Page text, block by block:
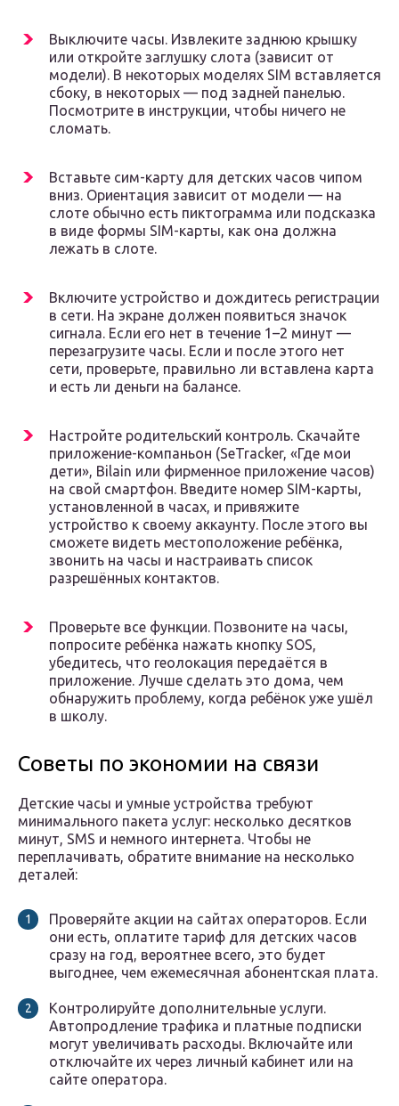
Выключите часы. Извлеките заднюю крышку
или откройте заглушку слота (зависит от
модели). В некоторых моделях SIM вставляется
сбоку, в некоторых — под задней панелью.
Посмотрите в инструкции, чтобы ничего не
сломать.
Вставьте сим-карту для детских часов чипом
вниз. Ориентация зависит от модели — на
слоте обычно есть пиктограмма или подсказка
в виде формы SIM-карты, как она должна
лежать в слоте.
Включите устройство и дождитесь регистрации
в сети. На экране должен появиться значок
сигнала. Если его нет в течение 1–2 минут —
перезагрузите часы. Если и после этого нет
сети, проверьте, правильно ли вставлена карта
и есть ли деньги на балансе.
Настройте родительский контроль. Скачайте
приложение-компаньон (SeTracker, «Где мои
дети», Bilain или фирменное приложение часов)
на свой смартфон. Введите номер SIM-карты,
установленной в часах, и привяжите
устройство к своему аккаунту. После этого вы
сможете видеть местоположение ребёнка,
звонить на часы и настраивать список
разрешённых контактов.
Проверьте все функции. Позвоните на часы,
попросите ребёнка нажать кнопку SOS,
убедитесь, что геолокация передаётся в
приложение. Лучше сделать это дома, чем
обнаружить проблему, когда ребёнок уже ушёл
в школу.
Советы по экономии на связи
Детские часы и умные устройства требуют
минимального пакета услуг: несколько десятков
минут, SMS и немного интернета. Чтобы не
переплачивать, обратите внимание на несколько
деталей:
Проверяйте акции на сайтах операторов. Если
они есть, оплатите тариф для детских часов
сразу на год, вероятнее всего, это будет
выгоднее, чем ежемесячная абонентская плата.
Контролируйте дополнительные услуги.
Автопродление трафика и платные подписки
могут увеличивать расходы. Включайте или
отключайте их через личный кабинет или на
сайте оператора.